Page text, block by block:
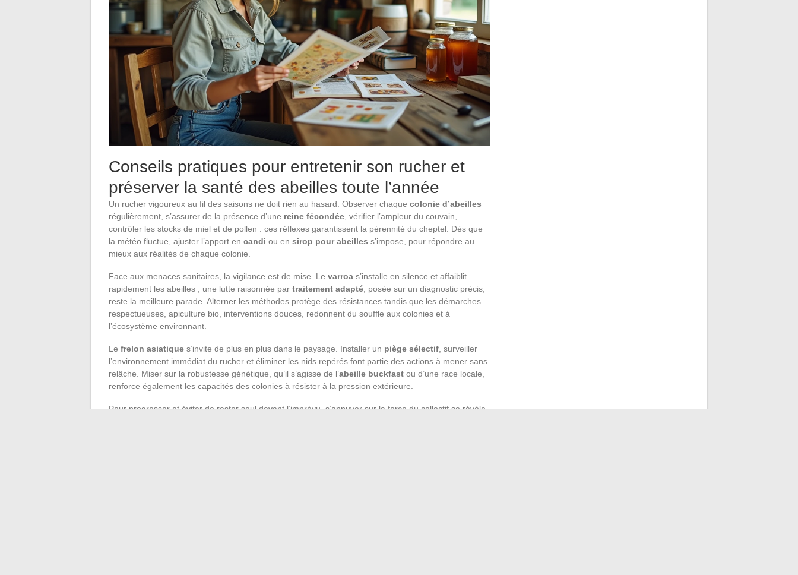
Conseils pratiques pour entretenir son rucher et
préserver la santé des abeilles toute l’année
Un rucher vigoureux au fil des saisons ne doit rien au hasard. Observer chaque colonie d’abeilles
régulièrement, s’assurer de la présence d’une reine fécondée , vérifier l’ampleur du couvain,
contrôler les stocks de miel et de pollen : ces réflexes garantissent la pérennité du cheptel. Dès que
la météo fluctue, ajuster l’apport en candi ou en sirop pour abeilles s’impose, pour répondre au
mieux aux réalités de chaque colonie.
Face aux menaces sanitaires, la vigilance est de mise. Le varroa s’installe en silence et affaiblit
rapidement les abeilles ; une lutte raisonnée par traitement adapté , posée sur un diagnostic précis,
reste la meilleure parade. Alterner les méthodes protège des résistances tandis que les démarches
respectueuses, apiculture bio, interventions douces, redonnent du souffle aux colonies et à
l’écosystème environnant.
Le frelon asiatique s’invite de plus en plus dans le paysage. Installer un piège sélectif , surveiller
l’environnement immédiat du rucher et éliminer les nids repérés font partie des actions à mener sans
relâche. Miser sur la robustesse génétique, qu’il s’agisse de l’abeille buckfast ou d’une race locale,
renforce également les capacités des colonies à résister à la pression extérieure.
Pour progresser et éviter de rester seul devant l’imprévu, s’appuyer sur la force du collectif se révèle